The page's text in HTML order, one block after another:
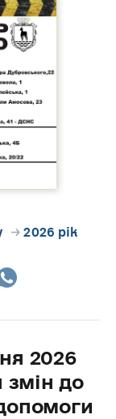
→2026 рік
2026
змін до